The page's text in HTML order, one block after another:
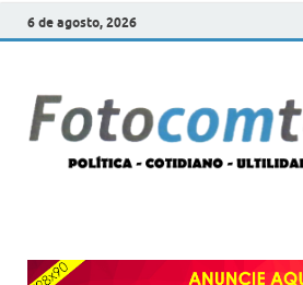
6 de agosto, 2026